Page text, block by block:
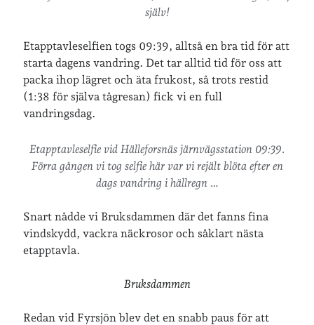
själv!
Etapptavleselfien togs 09:39, alltså en bra tid för att
starta dagens vandring. Det tar alltid tid för oss att
packa ihop lägret och äta frukost, så trots restid
(1:38 för själva tågresan) fick vi en full
vandringsdag.
Etapptavleselfie vid Hälleforsnäs järnvägsstation 09:39.
Förra gången vi tog selfie här var vi rejält blöta efter en
dags vandring i hällregn …
Snart nådde vi Bruksdammen där det fanns fina
vindskydd, vackra näckrosor och såklart nästa
etapptavla.
Bruksdammen
Redan vid Fyrsjön blev det en snabb paus för att